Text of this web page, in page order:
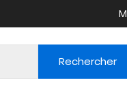
Rechercher